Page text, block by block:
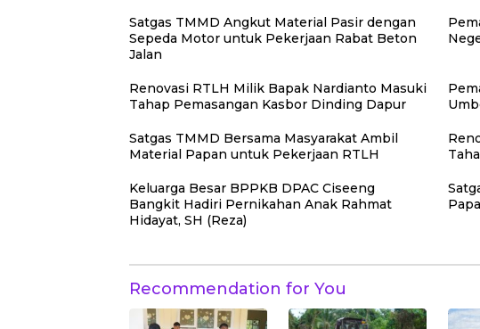
Satgas TMMD Angkut Material Pasir dengan
Sepeda Motor untuk Pekerjaan Rabat Beton
Jalan
Renovasi RTLH Milik Bapak Nardianto Masuki
Tahap Pemasangan Kasbor Dinding Dapur
Satgas TMMD Bersama Masyarakat Ambil
Material Papan untuk Pekerjaan RTLH
Keluarga Besar BPPKB DPAC Ciseeng
Bangkit Hadiri Pernikahan Anak Rahmat
Hidayat, SH (Reza)
Recommendation for You